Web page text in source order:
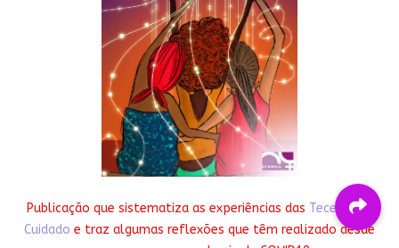
Publicação que sistematiza as experiências das Tecelãs do
Cuidado e traz algumas reflexões que têm realizado desde